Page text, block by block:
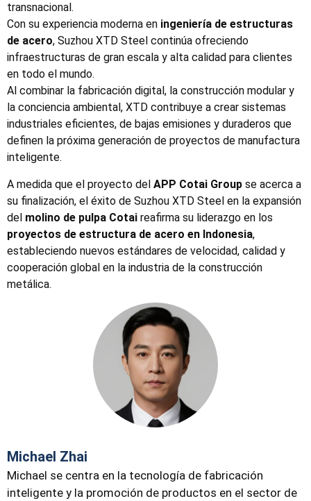
transnacional.
Con su experiencia moderna en ingeniería de estructuras
de acero, Suzhou XTD Steel continúa ofreciendo
infraestructuras de gran escala y alta calidad para clientes
en todo el mundo.
Al combinar la fabricación digital, la construcción modular y
la conciencia ambiental, XTD contribuye a crear sistemas
industriales eficientes, de bajas emisiones y duraderos que
definen la próxima generación de proyectos de manufactura
inteligente.
A medida que el proyecto del APP Cotai Group se acerca a
su finalización, el éxito de Suzhou XTD Steel en la expansión
del molino de pulpa Cotai reafirma su liderazgo en los
proyectos de estructura de acero en Indonesia,
estableciendo nuevos estándares de velocidad, calidad y
cooperación global en la industria de la construcción
metálica.
Michael Zhai
Michael se centra en la tecnología de fabricación
inteligente y la promoción de productos en el sector de